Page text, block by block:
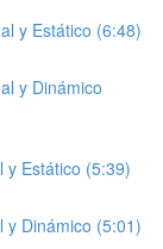
y Estático (6:48)
y Dinámico
y Estático (5:39)
y Dinámico (5:01)